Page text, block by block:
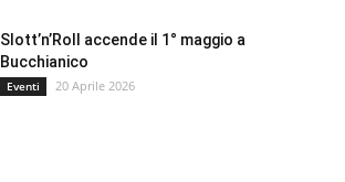
Slott’n’Roll accende il 1° maggio a
Bucchianico
Eventi 20 Aprile 2026